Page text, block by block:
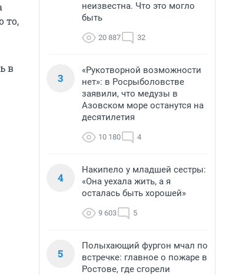
то,
в
неизвестна. Что это могло
быть
20 887 32
3
«Рукотворной возможности
нет»: в Росрыболовстве
заявили, что медузы в
Азовском море останутся на
десятилетия
10 180 4
4
Накипело у младшей сестры:
«Она уехала жить, а я
осталась быть хорошей»
9 603 5
5
Полыхающий фургон мчал по
встречке: главное о пожаре в
Ростове, где сгорели